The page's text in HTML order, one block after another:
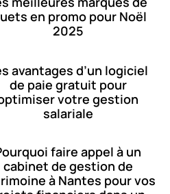
en promo pour Noël
2025
avantages d’un logiciel
de paie gratuit pour
votre gestion
salariale
faire appel à un
cabinet de gestion de
à Nantes pour vos